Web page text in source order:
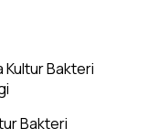
Kultur Bakteri